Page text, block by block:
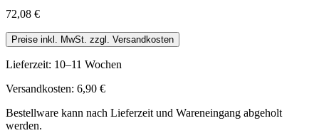
72,08 €
Preise inkl. MwSt. zzgl. Versandkosten
Lieferzeit: 10–11 Wochen
Versandkosten: 6,90 €
Bestellware kann nach Lieferzeit und Wareneingang abgeholt
werden.